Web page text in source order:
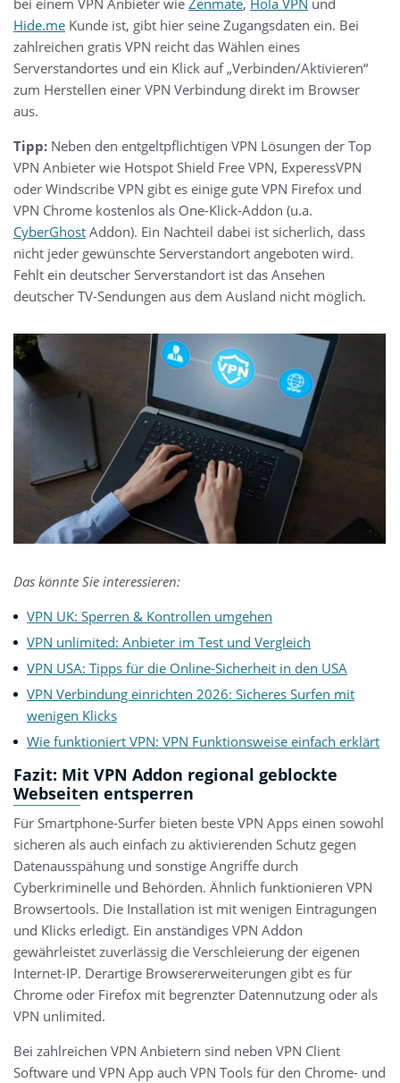
Hide.me Kunde ist, gibt hier seine Zugangsdaten ein. Bei
zahlreichen gratis VPN reicht das Wählen eines
Serverstandortes und ein Klick auf „Verbinden/Aktivieren“
zum Herstellen einer VPN Verbindung direkt im Browser
aus.
Tipp: Neben den entgeltpflichtigen VPN Lösungen der Top
VPN Anbieter wie Hotspot Shield Free VPN, ExperessVPN
oder Windscribe VPN gibt es einige gute VPN Firefox und
VPN Chrome kostenlos als One-Klick-Addon (u.a.
CyberGhost Addon). Ein Nachteil dabei ist sicherlich, dass
nicht jeder gewünschte Serverstandort angeboten wird.
Fehlt ein deutscher Serverstandort ist das Ansehen
deutscher TV-Sendungen aus dem Ausland nicht möglich.
Das könnte Sie interessieren:
VPN UK: Sperren & Kontrollen umgehen
VPN unlimited: Anbieter im Test und Vergleich
VPN USA: Tipps für die Online-Sicherheit in den USA
VPN Verbindung einrichten 2026: Sicheres Surfen mit
wenigen Klicks
Wie funktioniert VPN: VPN Funktionsweise einfach erklärt
Fazit: Mit VPN Addon regional geblockte
Webseiten entsperren
Für Smartphone-Surfer bieten beste VPN Apps einen sowohl
sicheren als auch einfach zu aktivierenden Schutz gegen
Datenausspähung und sonstige Angriffe durch
Cyberkriminelle und Behörden. Ähnlich funktionieren VPN
Browsertools. Die Installation ist mit wenigen Eintragungen
und Klicks erledigt. Ein anständiges VPN Addon
gewährleistet zuverlässig die Verschleierung der eigenen
Internet-IP. Derartige Browsererweiterungen gibt es für
Chrome oder Firefox mit begrenzter Datennutzung oder als
VPN unlimited.
Bei zahlreichen VPN Anbietern sind neben VPN Client
Software und VPN App auch VPN Tools für den Chrome- und